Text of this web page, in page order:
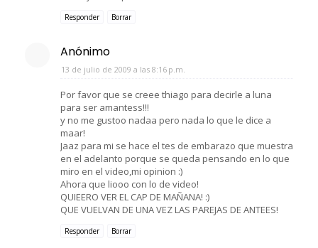
Responder Borrar
Anónimo
13 de julio de 2009 a las 8:16 p.m.
Por favor que se creee thiago para decirle a luna
para ser amantess!!!
y no me gustoo nadaa pero nada lo que le dice a
maar!
Jaaz para mi se hace el tes de embarazo que muestra
en el adelanto porque se queda pensando en lo que
miro en el video,mi opinion :)
Ahora que liooo con lo de video!
QUIEERO VER EL CAP DE MAÑANA! :)
QUE VUELVAN DE UNA VEZ LAS PAREJAS DE ANTEES!
Responder Borrar